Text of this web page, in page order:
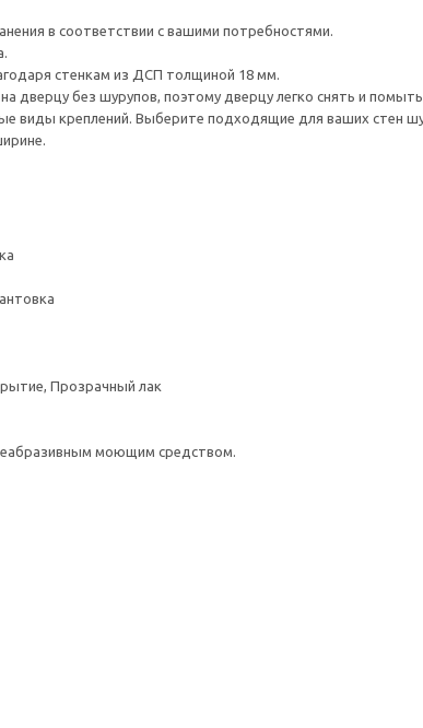
в соответствии с вашими потребностями.
стенкам из ДСП толщиной 18 мм.
дверцу без шурупов, поэтому дверцу легко снять и
виды креплений. Выберите подходящие для ваших стен
Прозрачный лак
моющим средством.